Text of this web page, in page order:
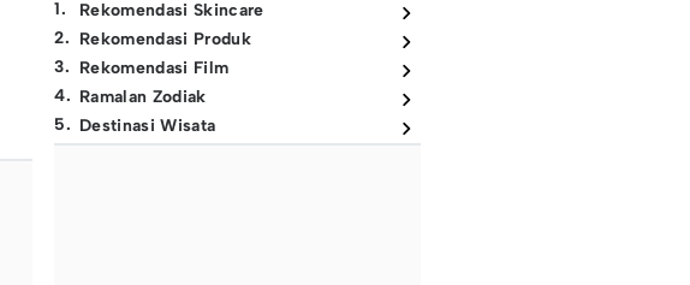
1.
Rekomendasi Skincare
2. Rekomendasi Produk
3. Rekomendasi Film
4. Ramalan Zodiak
5. Destinasi Wisata